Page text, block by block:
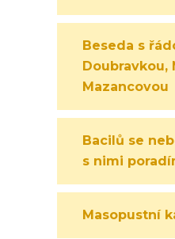
Beseda s
Doubravkou,
Mazancovou
Bacilů se
s nimi
Masopustní